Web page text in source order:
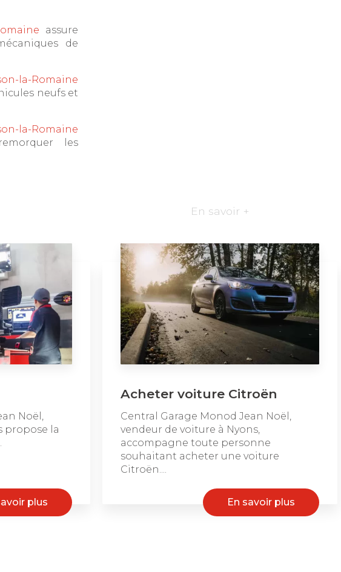
assure
de
la-Romaine
neufs et
la-Romaine
les
En savoir +
Noël,
propose la
plus
Acheter voiture Citroën
Central Garage Monod Jean Noël,
vendeur de voiture à Nyons,
accompagne toute personne
souhaitant acheter une voiture
Citroën....
En savoir plus